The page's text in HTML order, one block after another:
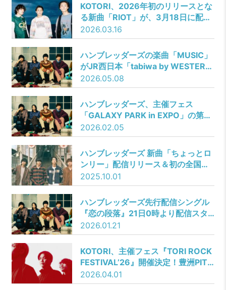
KOTORI、2026年初のリリースとな
る新曲「RIOT」が、3月18日に配信
リリースされることを発表！
2026.03.16
ハンブレッダーズの楽曲「MUSIC」
がJR西日本「tabiwa by WESTER」
新CMソングに決定！
2026.05.08
ハンブレッダーズ、主催フェス
「GALAXY PARK in EXPO」の第一
弾出演者発表！時速36km 、
cinema staff、四星球、04 Limited
Sazabysが出演！
2026.02.05
ハンブレッダーズ 新曲「ちょっとロ
ンリー」配信リリース＆初の全国ホ
ールワンマンツアー開催決定！
2025.10.01
ハンブレッダーズ先行配信シングル
『恋の段落』21日0時より配信スタ
ート
2026.01.21
KOTORI、主催フェス『TORI ROCK
FESTIVAL’26』開催決定！豊洲PIT
では初の2days開催！さらに新アー
写も公開！
2026.04.01